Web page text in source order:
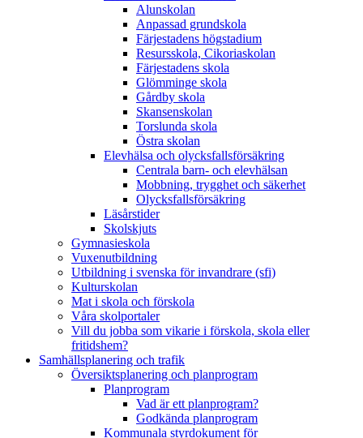
Alunskolan
Anpassad grundskola
Färjestadens högstadium
Resursskola, Cikoriaskolan
Färjestadens skola
Glömminge skola
Gårdby skola
Skansenskolan
Torslunda skola
Östra skolan
Elevhälsa och olycksfallsförsäkring
Centrala barn- och elevhälsan
Mobbning, trygghet och säkerhet
Olycksfallsförsäkring
Läsårstider
Skolskjuts
Gymnasieskola
Vuxenutbildning
Utbildning i svenska för invandrare (sfi)
Kulturskolan
Mat i skola och förskola
Våra skolportaler
Vill du jobba som vikarie i förskola, skola eller
fritidshem?
Samhällsplanering och trafik
Översiktsplanering och planprogram
Planprogram
Vad är ett planprogram?
Godkända planprogram
Kommunala styrdokument för